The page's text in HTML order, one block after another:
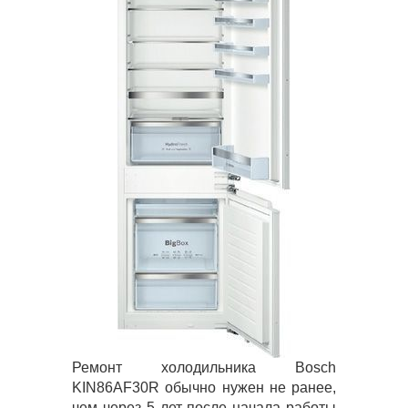
Ремонт холодильника Bosch
KIN86AF30R обычно нужен не ранее,